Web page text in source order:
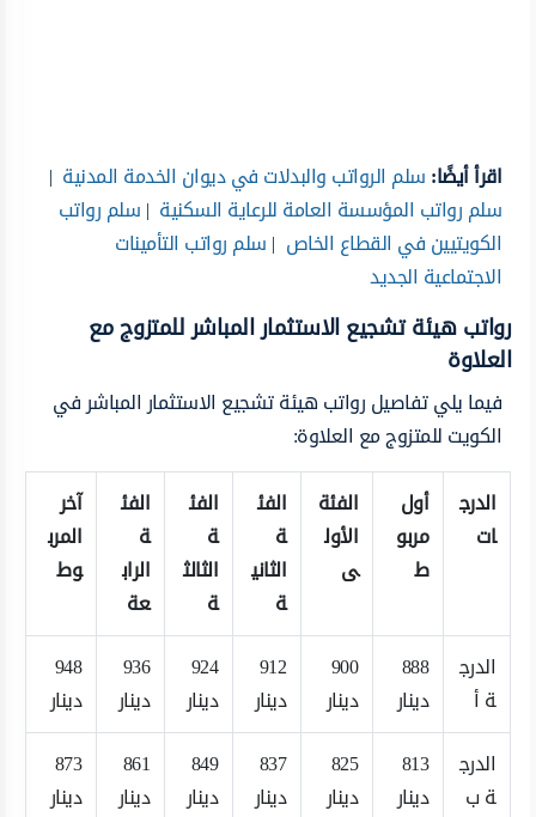
اقرأ أيضًا:سلم الرواتب والبدلات في ديوان الخدمة المدنية |
سلم رواتب المؤسسة العامة للرعاية السكنية |سلم رواتب
الكويتيين في القطاع الخاص |سلم رواتب التأمينات
الاجتماعية الجديد
رواتب هيئة تشجيع الاستثمار المباشر للمتزوج مع
العلاوة
فيما يلي تفاصيل رواتب هيئة تشجيع الاستثمار المباشر في
الكويت للمتزوج مع العلاوة:
الدرج
ات
أول
مربو
ط
الفئة
الأول
ى
الفئ
ة
الثاني
ة
الفئ
ة
الثالث
ة
الفئ
ة
الراب
عة
آخر
المرب
وط
الدرج
ة أ
888
دينار
900
دينار
912
دينار
924
دينار
936
دينار
948
دينار
الدرج
ة ب
813
دينار
825
دينار
837
دينار
849
دينار
861
دينار
873
دينار